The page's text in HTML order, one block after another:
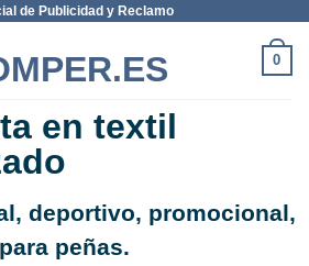
de Publicidad y Reclamo
0
en textil
deportivo, promocional,
peñas.